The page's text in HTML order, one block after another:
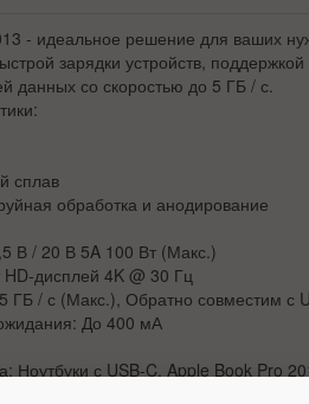
- идеальное решение для ваших
зарядки устройств,
данных со скоростью до 5 ГБ / с.
сплав
обработка и анодирование
В / 20 В 5A 100 Вт (Макс.)
дисплей 4K @ 30 Гц
ГБ / с (Макс.), Обратно совместим с
До 400 мА
Ноутбуки с USB-C, Apple Book Pro